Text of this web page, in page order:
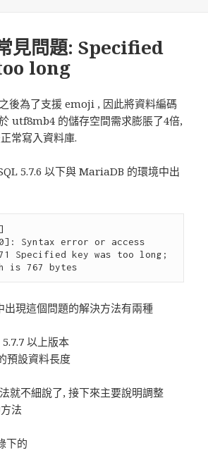
見問題: Specified
long
後為了支援 emoji , 因此將資料編碼
utf8mb4 的儲存空間需求膨脹了4倍,
常寫入資料庫.
5.7.6 以下與 MariaDB 的環境中出
Syntax error or access
Specified key was too long;
現這個問題的解決方法有兩種
以上版本
預設資料長度
就不細說了, 接下來主要說明調整
法
下的